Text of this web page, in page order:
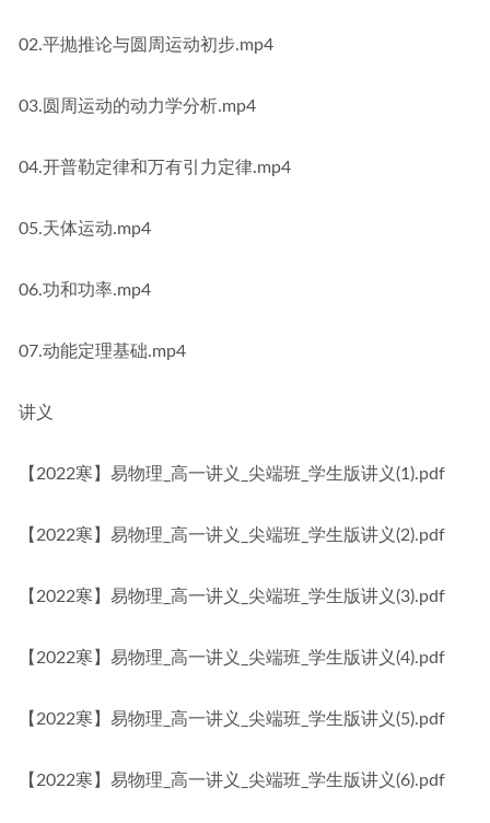
02.平抛推论与圆周运动初步.mp4
03.圆周运动的动力学分析.mp4
04.开普勒定律和万有引力定律.mp4
05.天体运动.mp4
06.功和功率.mp4
07.动能定理基础.mp4
讲义
【2022寒】易物理_高一讲义_尖端班_学生版讲义(1).pdf
【2022寒】易物理_高一讲义_尖端班_学生版讲义(2).pdf
【2022寒】易物理_高一讲义_尖端班_学生版讲义(3).pdf
【2022寒】易物理_高一讲义_尖端班_学生版讲义(4).pdf
【2022寒】易物理_高一讲义_尖端班_学生版讲义(5).pdf
【2022寒】易物理_高一讲义_尖端班_学生版讲义(6).pdf